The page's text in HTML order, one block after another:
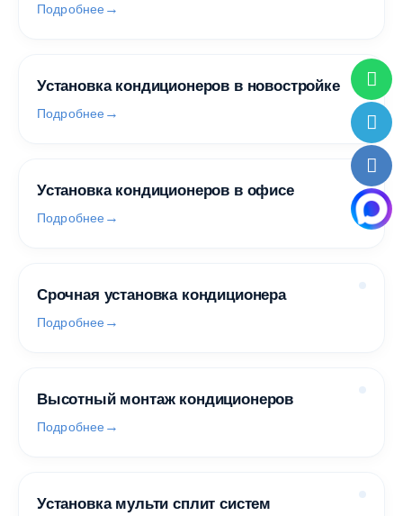
Подробнее
Установка кондиционеров в новостройке
Подробнее
Установка кондиционеров в офисе
Подробнее
Срочная установка кондиционера
Подробнее
Высотный монтаж кондиционеров
Подробнее
Установка мульти сплит систем